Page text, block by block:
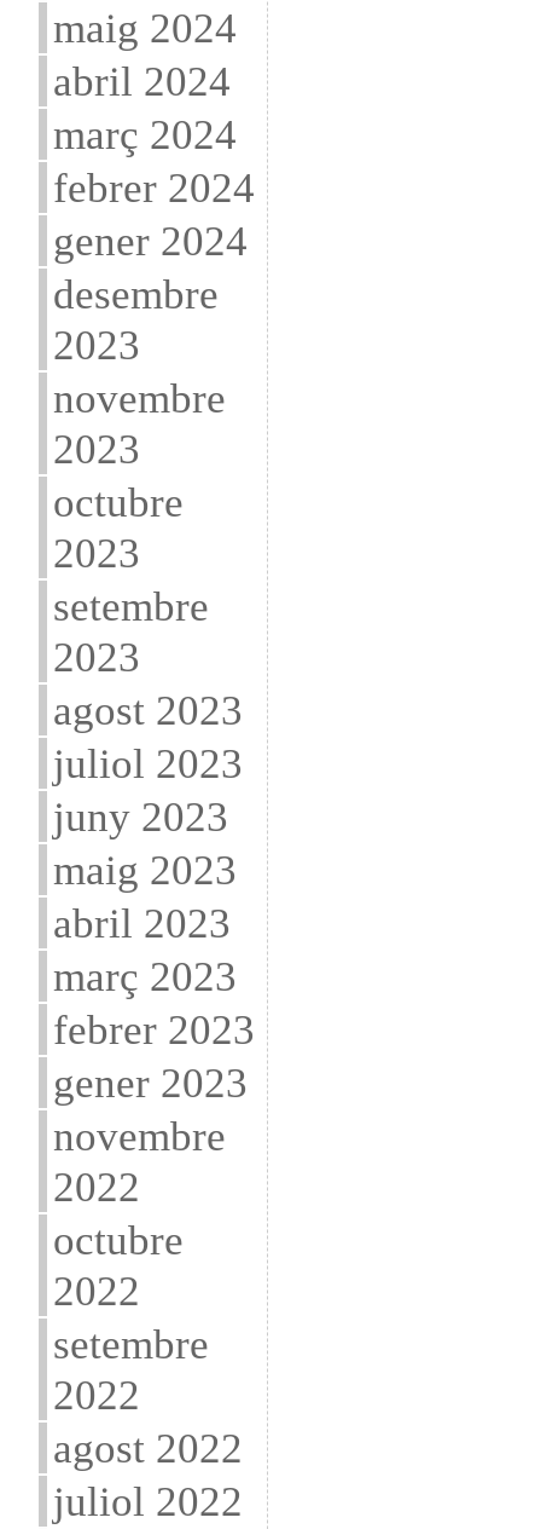
maig 2024
abril 2024
març 2024
febrer 2024
gener 2024
desembre
2023
novembre
2023
octubre
2023
setembre
2023
agost 2023
juliol 2023
juny 2023
maig 2023
abril 2023
març 2023
febrer 2023
gener 2023
novembre
2022
octubre
2022
setembre
2022
agost 2022
juliol 2022